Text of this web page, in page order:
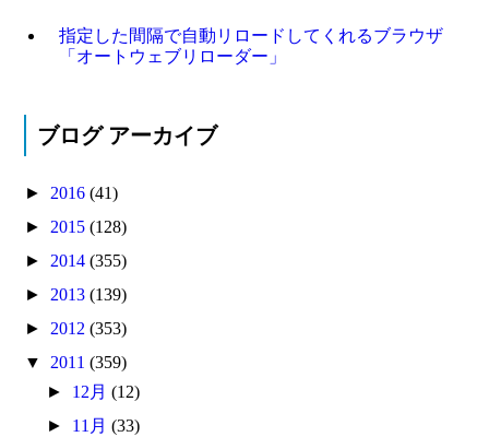
指定した間隔で自動リロードしてくれるブラウザ
「オートウェブリローダー」
ブログ アーカイブ
► 2016(41)
► 2015(128)
► 2014(355)
► 2013(139)
► 2012(353)
▼ 2011(359)
► 12月 (12)
► 11月 (33)